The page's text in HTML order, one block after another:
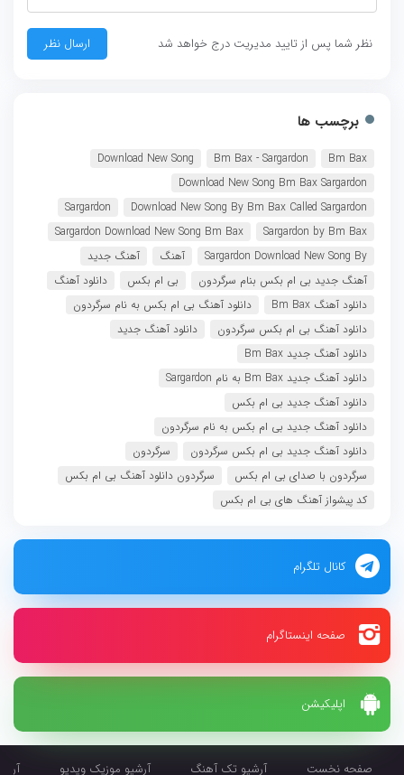
اپلیکیشن
نظر شما پس از تایید مدیریت درج خواهد شد
برچسب ها
Bm Bax
Bm Bax - Sargardon
Download New Song
Download New Song Bm Bax Sargardon
Download New Song By Bm Bax Called Sargardon
Sargardon
Sargardon by Bm Bax
Sargardon Download New Song Bm Bax
Sargardon Download New Song By
آهنگ
آهنگ جدید
آهنگ جدید بی ام بکس بنام سرگردون
بی ام بکس
دانلود آهنگ
دانلود آهنگ Bm Bax
دانلود آهنگ بی ام بکس به نام سرگردون
دانلود آهنگ بی ام بکس سرگردون
دانلود آهنگ جدید
دانلود آهنگ جدید Bm Bax
دانلود آهنگ جدید Bm Bax به نام Sargardon
دانلود آهنگ جدید بی ام بکس
دانلود آهنگ جدید بی ام بکس به نام سرگردون
دانلود آهنگ جدید بی ام بکس سرگردون
سرگردون
سرگردون با صدای بی ام بکس
سرگردون دانلود آهنگ بی ام بکس
کد پیشواز آهنگ های بی ام بکس
کانال تلگرام
صفحه اینستاگرام
صفحه نخست آرشیو تک آهنگ آرشیو موزیک ویدیو